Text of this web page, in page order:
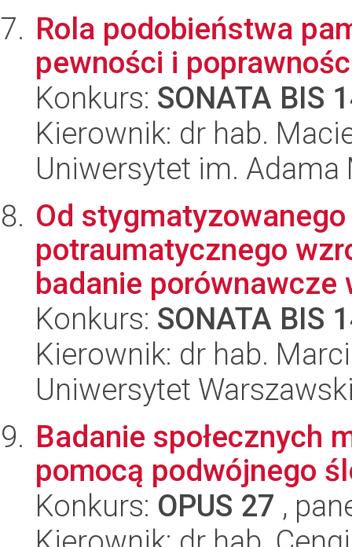
Rola podobieństwa
pewności i
Konkurs: SONATA BIS
Kierownik: dr hab.
Uniwersytet im.
Od
potraumatycznego
badanie porównawcze
Konkurs: SONATA BIS
Kierownik: dr hab.
Uniwersytet
Badanie społecznych
pomocą podwójnego
Konkurs: OPUS 27 ,